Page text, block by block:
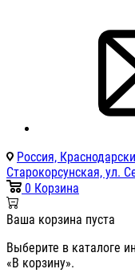
Россия,
Старокорсунская, ул.
0 Корзина
Ваша корзина пуста
Выберите в каталоге
«В корзину».